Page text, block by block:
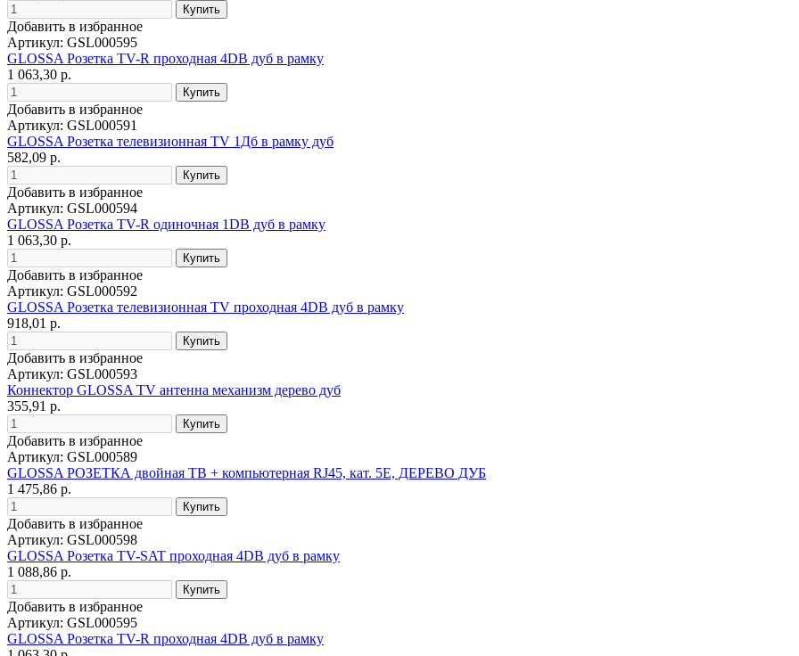
Добавить в избранное
Артикул: GSL000595
GLOSSA Розетка TV-R проходная 4DB дуб в рамку
1 063,30 р.
Добавить в избранное
Артикул: GSL000591
GLOSSA Розетка телевизионная TV 1Дб в рамку дуб
582,09 р.
Добавить в избранное
Артикул: GSL000594
GLOSSA Розетка TV-R одиночная 1DB дуб в рамку
1 063,30 р.
Добавить в избранное
Артикул: GSL000592
GLOSSA Розетка телевизионная TV проходная 4DB дуб в рамку
918,01 р.
Добавить в избранное
Артикул: GSL000593
Коннектор GLOSSA TV антенна механизм дерево дуб
355,91 р.
Добавить в избранное
Артикул: GSL000589
GLOSSA РОЗЕТКА двойная ТВ + компьютерная RJ45, кат. 5Е, ДЕРЕВО ДУБ
1 475,86 р.
Добавить в избранное
Артикул: GSL000598
GLOSSA Розетка TV-SAT проходная 4DB дуб в рамку
1 088,86 р.
Добавить в избранное
Артикул: GSL000595
GLOSSA Розетка TV-R проходная 4DB дуб в рамку